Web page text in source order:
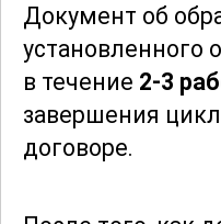
предназначен
углубить свои
специалистом в
минеральных
Документ об
установленного
в течение 2-3
завершения
договоре.